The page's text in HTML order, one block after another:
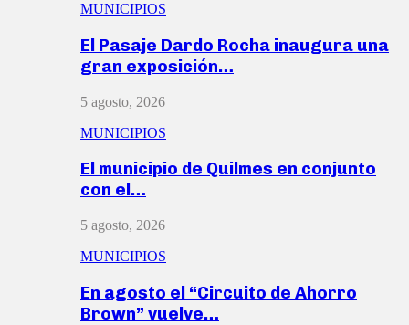
MUNICIPIOS
El Pasaje Dardo Rocha inaugura una
gran exposición…
5 agosto, 2026
MUNICIPIOS
El municipio de Quilmes en conjunto
con el…
5 agosto, 2026
MUNICIPIOS
En agosto el “Circuito de Ahorro
Brown” vuelve…